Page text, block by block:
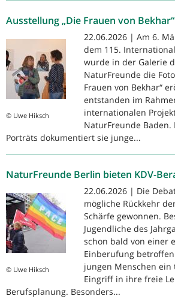
Ausstellung „Die Frauen von Bekhar“
© Uwe Hiksch
22.06.2026 | Am 6.
dem 115.
wurde in der Galerie
NaturFreunde die
Frauen von Bekhar“
entstanden im
internationalen
NaturFreunde
Porträts dokumentiert sie junge...
NaturFreunde Berlin bieten KDV-
© Uwe Hiksch
22.06.2026 | Die
mögliche Rückkehr
Schärfe gewonnen.
Jugendliche des
schon bald von einer
Einberufung
jungen Menschen
Eingriff in ihre freie
Berufsplanung. Besonders...